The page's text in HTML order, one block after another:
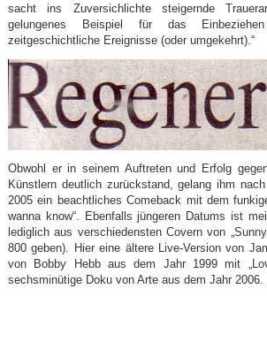
sacht ins Zuversichlichte steigernde
gelungenes Beispiel für das
zeitgeschichtliche Ereignisse (oder umgekehrt).“
Obwohl er in seinem Auftreten und Erfolg
Künstlern deutlich zurückstand, gelang ihm
2005 ein beachtliches Comeback mit dem
wanna know“. Ebenfalls jüngeren Datums ist
lediglich aus verschiedensten Covern von
800 geben). Hier eine ältere Live-Version von
von Bobby Hebb aus dem Jahr 1999 mit
sechsminütige Doku von Arte aus dem Jahr 2006.